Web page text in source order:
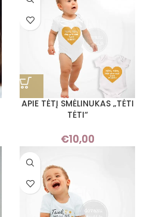
APIE TĖTĮ SMĖLINUKAS „TĖTI
TĖTI“
€10,00